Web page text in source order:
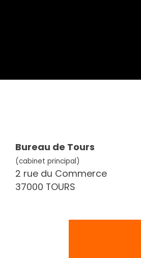
Bureau de Tours
(cabinet principal)
2 rue du Commerce
37000 TOURS